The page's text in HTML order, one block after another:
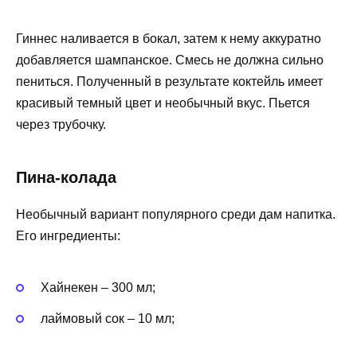
Гиннес наливается в бокал, затем к нему аккуратно
добавляется шампанское. Смесь не должна сильно
пениться. Полученный в результате коктейль имеет
красивый темный цвет и необычный вкус. Пьется
через трубочку.
Пина-колада
Необычный вариант популярного среди дам напитка.
Его ингредиенты:
Хайнекен – 300 мл;
лаймовый сок – 10 мл;